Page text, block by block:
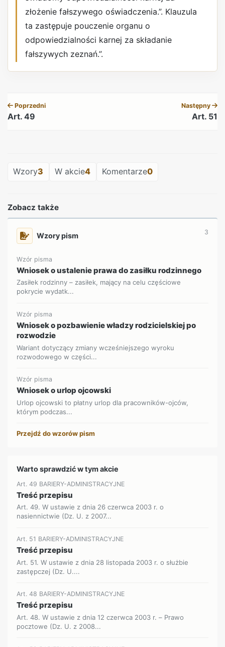
złożenie fałszywego oświadczenia.”. Klauzula
ta zastępuje pouczenie organu o
odpowiedzialności karnej za składanie
fałszywych zeznań.”.
Poprzedni
Art. 49
Następny
Art. 51
Wzory3 W akcie4 Komentarze0
Zobacz także
Wzory pism 3
Wzór pisma
Wniosek o ustalenie prawa do zasiłku rodzinnego
Zasiłek rodzinny – zasiłek, mający na celu częściowe
pokrycie wydatk...
Wzór pisma
Wniosek o pozbawienie władzy rodzicielskiej po
rozwodzie
Wariant dotyczący zmiany wcześniejszego wyroku
rozwodowego w części...
Wzór pisma
Wniosek o urlop ojcowski
Urlop ojcowski to płatny urlop dla pracowników-ojców,
którym podczas...
Przejdź do wzorów pism
Warto sprawdzić w tym akcie
Art. 49 BARIERY-ADMINISTRACYJNE
Treść przepisu
Art. 49. W ustawie z dnia 26 czerwca 2003 r. o
nasiennictwie (Dz. U. z 2007...
Art. 51 BARIERY-ADMINISTRACYJNE
Treść przepisu
Art. 51. W ustawie z dnia 28 listopada 2003 r. o służbie
zastępczej (Dz. U....
Art. 48 BARIERY-ADMINISTRACYJNE
Treść przepisu
Art. 48. W ustawie z dnia 12 czerwca 2003 r. – Prawo
pocztowe (Dz. U. z 2008...